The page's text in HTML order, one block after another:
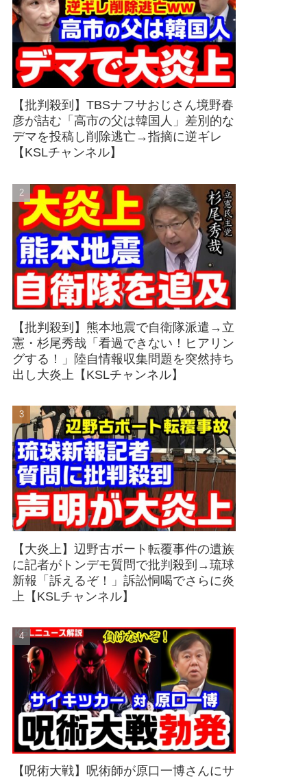
【批判殺到】TBSナフサおじさん境野春
彦が詰む「高市の父は韓国人」差別的な
デマを投稿し削除逃亡→指摘に逆ギレ
【KSLチャンネル】
【批判殺到】熊本地震で自衛隊派遣→立
憲・杉尾秀哉「看過できない！ヒアリン
グする！」陸自情報収集問題を突然持ち
出し大炎上【KSLチャンネル】
【大炎上】辺野古ボート転覆事件の遺族
に記者がトンデモ質問で批判殺到→琉球
新報「訴えるぞ！」訴訟恫喝でさらに炎
上【KSLチャンネル】
【呪術大戦】呪術師が原口一博さんにサ